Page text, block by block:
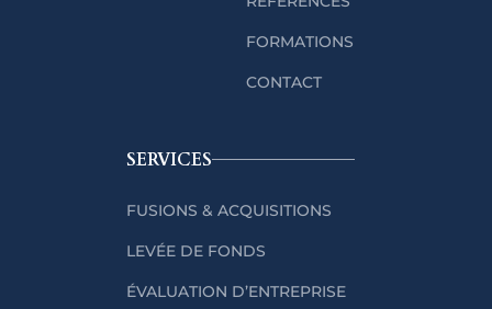
FORMATIONS
CONTACT
SERVICES
FUSIONS & ACQUISITIONS
LEVÉE DE FONDS
ÉVALUATION D’ENTREPRISE